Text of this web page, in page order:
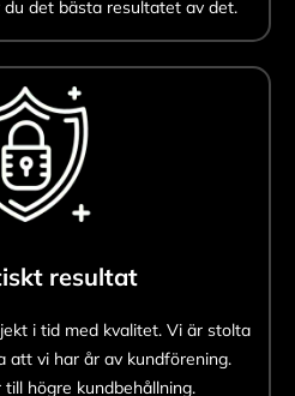
det bästa resultatet av det.
resultat
i tid med kvalitet. Vi är stolta
att vi har år av kundförening.
högre kundbehållning.